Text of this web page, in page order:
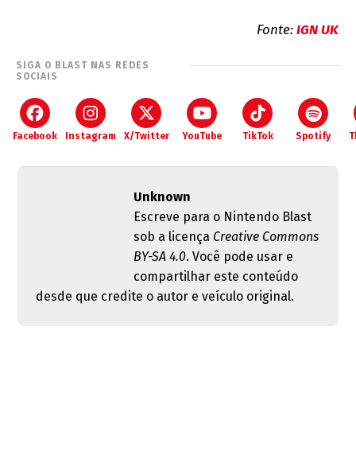
Fonte:IGN UK
SIGA O BLAST NAS REDES
SOCIAIS
Facebook Instagram X/Twitter YouTube TikTok Spotify
Unknown
Escreve para o Nintendo Blast
sob a licença Creative Commons
BY-SA 4.0. Você pode usar e
compartilhar este conteúdo
desde que credite o autor e veículo original.